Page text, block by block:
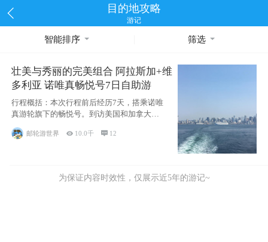
目的地攻略
游记
智能排序 筛选
壮美与秀丽的完美组合 阿拉斯加+维
多利亚 诺唯真畅悦号7日自助游
行程概括：本次行程前后经历7天，搭乘诺唯
真游轮旗下的畅悦号。到访美国和加拿大的4
个州/省：美国华盛顿州
邮轮游世界  10.0千  12
为保证内容时效性，仅展示近5年的游记~